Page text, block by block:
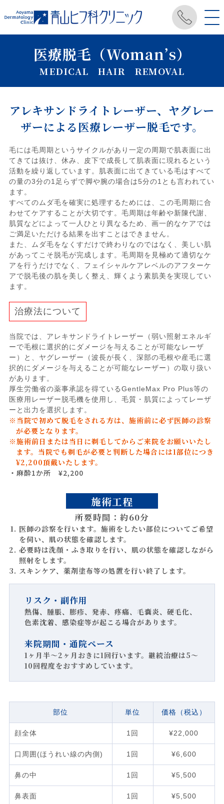
医療脱毛（Woman’s）
MEDICAL HAIR REMOVAL
アレキサンドライトレーザー、ヤグレー
ザーによる医療レーザー脱毛です。
毛には毛周期というサイクルがあり一定の周期で肌表面に出
てきては抜け、休み、皮下で成長して肌表面に現れるという
活動を繰り返しています。肌表面に出てきている毛はすべて
の量の3分の1足らずで脚や腕の場合は5分の1とも言われてい
ます。
すべてのムダ毛を確実に処理するためには、この毛周期に合
わせてケアすることが大切です。毛周期は年齢や新陳代謝、
肌質などによって一人ひとり異なるため、画一的なケアでは
ご満足いただける結果を出すことはできません。
また、ムダ毛をなくすだけで終わりなのではなく、美しい肌
があってこそ脱毛が完成します。毛周期を見極めて適切なケ
アを行うだけでなく、フェイシャルケアレベルのアフターケ
アで脱毛後の肌を美しく整え、輝くよう素肌美を実現してい
ます。
治療法について
当院では、アレキサンドライトレーザー（弱い照射エネルギ
ーで毛根に選択的にダメージを与えることが可能なレーザ
ー）と、ヤグレーザー（波長が長く、深部の毛根や産毛に選
択的にダメージを与えることが可能なレーザー）の取り扱い
があります。
厚生労働省の薬事承認を得ているGentleMax Pro Plus等の
医療用レーザー脱毛機を使用し、毛質・肌質によってレーザ
ーと出力を選択します。
※当院で初めて脱毛をされる方は、施術前に必ず医師の診察
が必要となります。
※施術前日または当日に剃毛してからご来院をお願いいたし
ます。当院でも剃毛が必要と判断した場合には1部位につき
¥2,200頂戴いたします。
・麻酔1か所 ¥2,200
施術工程
所要時間： 約60分
医師の診察を行います。施術をしたい部位についてご希望
を伺い、肌の状態を確認します。
必要時は洗顔・ふき取りを行い、肌の状態を確認しながら
照射をします。
スキンケア、薬剤塗布等の処置を行い終了します。
リスク・副作用
熱傷、腫脹、膨疹、発赤、疼痛、毛嚢炎、硬毛化、
色素沈着、感染症等が起こる場合があります。
来院期間・通院ペース
1ヶ月半～2ヶ月おきに1回行います。継続治療は5～
10回程度をおすすめしています。
部位 単位 価格（税込）
顔全体 1回 ¥22,000
口周囲(ほうれい線の内側) 1回 ¥6,600
鼻の中 1回 ¥5,500
鼻表面 1回 ¥5,500